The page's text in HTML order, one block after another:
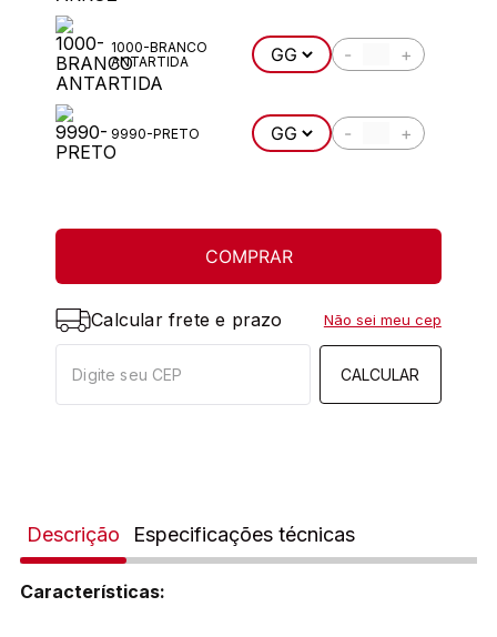
1000-BRANCO
ANTARTIDA
- +
9990-PRETO - +
COMPRAR
Calcular frete e prazo
CALCULAR
Não sei meu cep
Descrição Especificações técnicas
Características: